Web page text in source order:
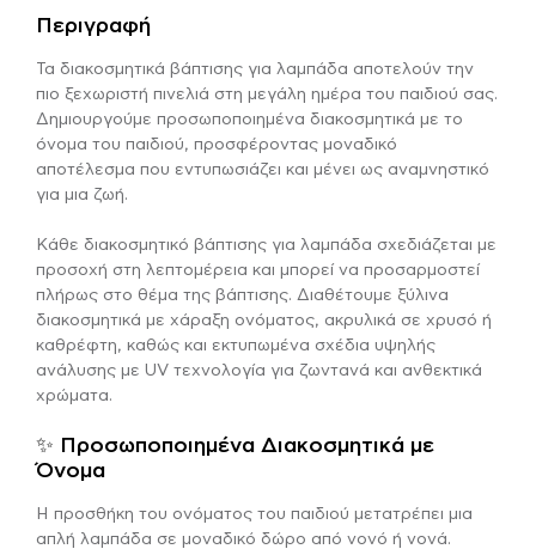
Περιγραφή
Τα διακοσμητικά βάπτισης για λαμπάδα αποτελούν την
πιο ξεχωριστή πινελιά στη μεγάλη ημέρα του παιδιού σας.
Δημιουργούμε προσωποποιημένα διακοσμητικά με το
όνομα του παιδιού, προσφέροντας μοναδικό
αποτέλεσμα που εντυπωσιάζει και μένει ως αναμνηστικό
για μια ζωή.
Κάθε διακοσμητικό βάπτισης για λαμπάδα σχεδιάζεται με
προσοχή στη λεπτομέρεια και μπορεί να προσαρμοστεί
πλήρως στο θέμα της βάπτισης. Διαθέτουμε ξύλινα
διακοσμητικά με χάραξη ονόματος, ακρυλικά σε χρυσό ή
καθρέφτη, καθώς και εκτυπωμένα σχέδια υψηλής
ανάλυσης με UV τεχνολογία για ζωντανά και ανθεκτικά
χρώματα.
✨ Προσωποποιημένα Διακοσμητικά με
Όνομα
Η προσθήκη του ονόματος του παιδιού μετατρέπει μια
απλή λαμπάδα σε μοναδικό δώρο από νονό ή νονά.